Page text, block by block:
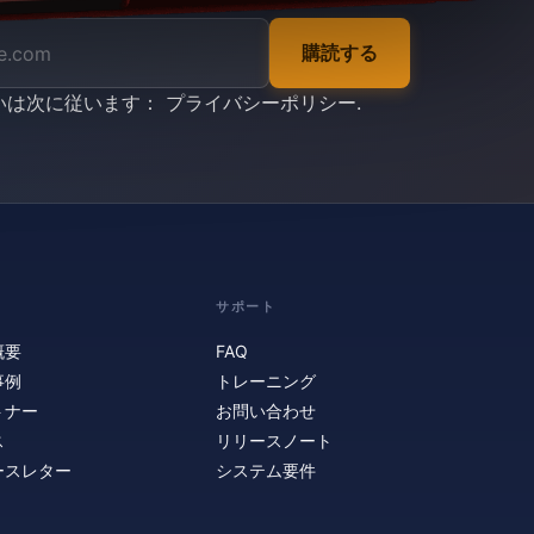
購読する
次に従います： プライバシーポリシー.
要
例
ナー
スレター
サポート
FAQ
トレーニング
お問い合わせ
リリースノート
システム要件